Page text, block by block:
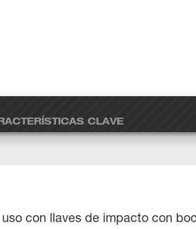
CLAVE
con llaves de impacto con